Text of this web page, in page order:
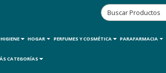
HOGAR PERFUMES Y COSMÉTICA PARAFARMACIA
CATEGORÍAS